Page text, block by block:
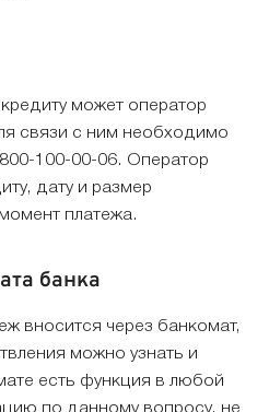
может оператор
связи с ним необходимо
100-00-06. Оператор
дату и размер
платежа.
банка
вносится через банкомат,
можно узнать и
есть функция в любой